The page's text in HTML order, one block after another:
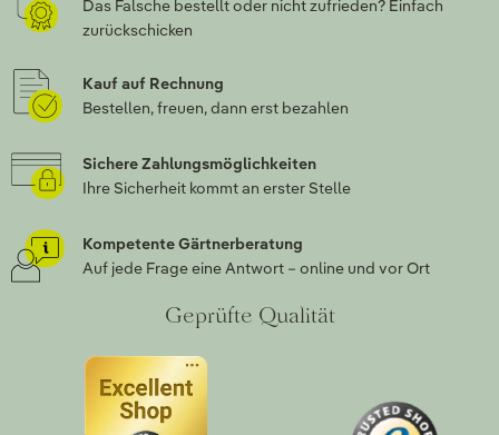
Das Falsche bestellt oder nicht zufrieden? Einfach
zurückschicken
Kauf auf Rechnung
Bestellen, freuen, dann erst bezahlen
Sichere Zahlungsmöglichkeiten
Ihre Sicherheit kommt an erster Stelle
Kompetente Gärtnerberatung
Auf jede Frage eine Antwort – online und vor Ort
Geprüfte Qualität